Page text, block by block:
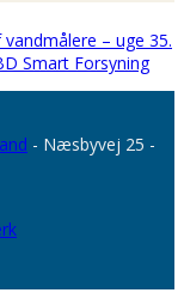
– uge 35.
Smart Forsyning
- Næsbyvej 25 -